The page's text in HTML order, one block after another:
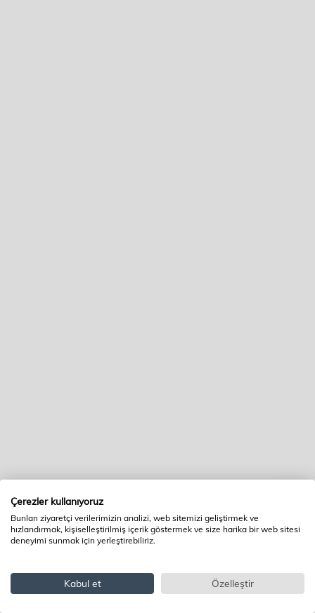
İndirimli
97.570TL Sepete Ekle
Çerezler kullanıyoruz
Bunları ziyaretçi verilerimizin analizi, web sitemizi geliştirmek ve
hızlandırmak, kişiselleştirilmiş içerik göstermek ve size harika bir web sitesi
deneyimi sunmak için yerleştirebiliriz.
Kabul et Özelleştir